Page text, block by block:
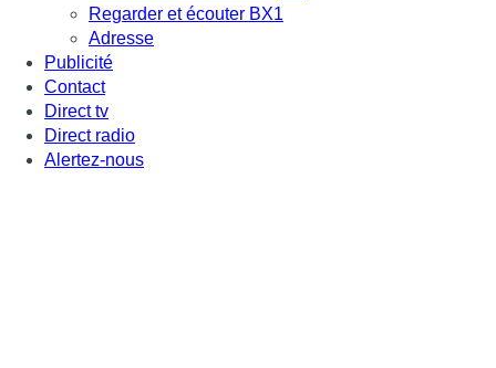
Regarder et écouter BX1
Adresse
Publicité
Contact
Direct tv
Direct radio
Alertez-nous